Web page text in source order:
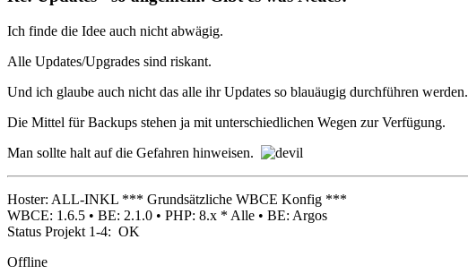
Ich finde die Idee auch nicht abwägig.
Alle Updates/Upgrades sind riskant.
Und ich glaube auch nicht das alle ihr Updates so blauäugig durchführen werden.
Die Mittel für Backups stehen ja mit unterschiedlichen Wegen zur Verfügung.
Man sollte halt auf die Gefahren hinweisen.
Hoster: ALL-INKL *** Grundsätzliche WBCE Konfig ***
WBCE: 1.6.5 • BE: 2.1.0 • PHP: 8.x * Alle • BE: Argos
Status Projekt 1-4: OK
Offline